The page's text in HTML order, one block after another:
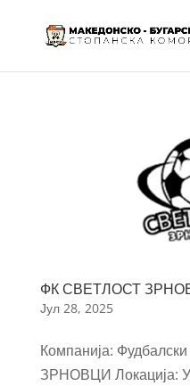
ФК СВЕТЛОСТ
Јул 28, 2025
Компанија:
ЗРНОВЦИ Локација: